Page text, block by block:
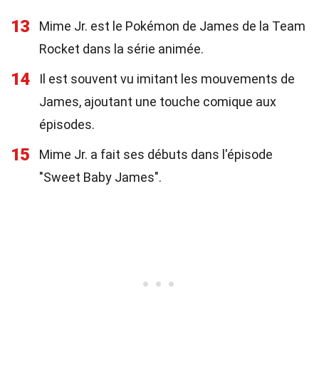
13
Mime Jr. est le Pokémon de James de la Team
Rocket dans la série animée.
14
Il est souvent vu imitant les mouvements de
James, ajoutant une touche comique aux
épisodes.
15
Mime Jr. a fait ses débuts dans l'épisode
"Sweet Baby James".